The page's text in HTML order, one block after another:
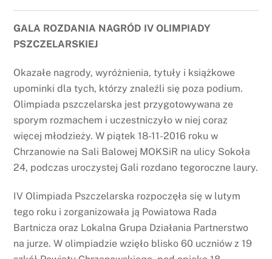
GALA ROZDANIA NAGRÓD IV OLIMPIADY
PSZCZELARSKIEJ
Okazałe nagrody, wyróżnienia, tytuły i książkowe
upominki dla tych, którzy znaleźli się poza podium.
Olimpiada pszczelarska jest przygotowywana ze
sporym rozmachem i uczestniczyło w niej coraz
więcej młodzieży. W piątek 18-11-2016 roku w
Chrzanowie na Sali Balowej MOKSiR na ulicy Sokoła
24, podczas uroczystej Gali rozdano tegoroczne laury.
IV Olimpiada Pszczelarska rozpoczęła się w lutym
tego roku i zorganizowała ją Powiatowa Rada
Bartnicza oraz Lokalna Grupa Działania Partnerstwo
na jurze. W olimpiadzie wzięło blisko 60 uczniów z 19